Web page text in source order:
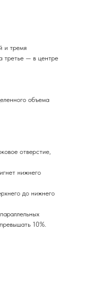
и тремя
третье — в центре
объема
отверстие,
нижнего
до нижнего
10%.